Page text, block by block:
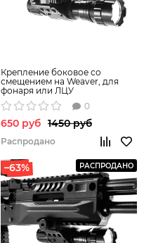
Крепление боковое со
смещением на Weaver, для
фонаря или ЛЦУ
0
650 руб 1450 руб
Распродано
–63% РАСПРОДАНО